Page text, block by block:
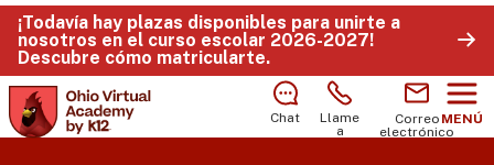
¡Todavía hay plazas disponibles para unirte a
nosotros en el curso escolar 2026-2027!
Descubre cómo matricularte.
Chat
Llame
a
Correo
electrónico
MENÚ